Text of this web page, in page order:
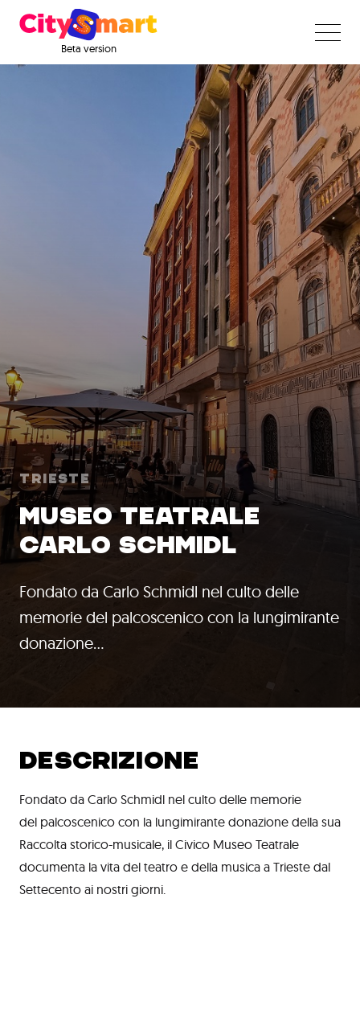
Beta version
Trieste
MUSEO TEATRALE
CARLO SCHMIDL
Fondato da Carlo Schmidl nel culto delle
memorie del palcoscenico con la lungimirante
donazione…
DESCRIZIONE
Fondato da Carlo Schmidl nel culto delle memorie
del palcoscenico con la lungimirante donazione della sua
Raccolta storico-musicale, il Civico Museo Teatrale
documenta la vita del teatro e della musica a Trieste dal
Settecento ai nostri giorni.